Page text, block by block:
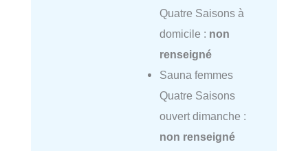
Quatre Saisons à
domicile : non
renseigné
Sauna femmes
Quatre Saisons
ouvert dimanche :
non renseigné